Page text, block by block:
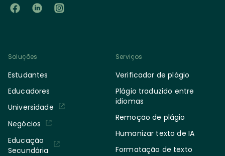
Soluções
Estudantes
Educadores
Universidade
Negócios
Educação
Secundária
Serviços
Verificador de plágio
Plágio traduzido entre
idiomas
Remoção de plágio
Humanizar texto de IA
Formatação de texto